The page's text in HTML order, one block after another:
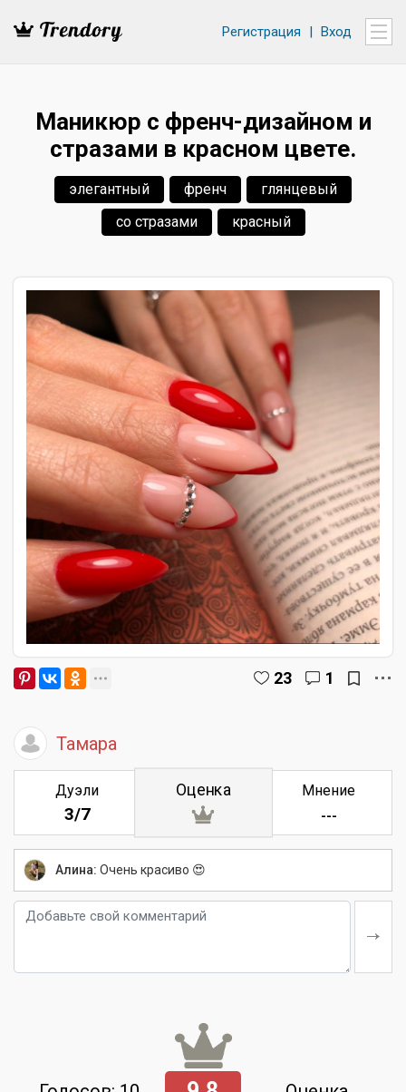
Регистрация | Вход
Маникюр с френч-дизайном и
стразами в красном цвете.
элегантный френч
глянцевый
со стразами
красный
23 1
Тамара
Дуэли
3/7
Оценка Мнение
---
Алина: Очень красиво 😍